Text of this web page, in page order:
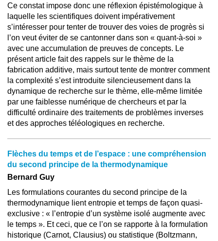
Ce constat impose donc une réflexion épistémologique à
laquelle les scientifiques doivent impérativement
s’intéresser pour tenter de trouver des voies de progrès si
l’on veut éviter de se cantonner dans son « quant-à-soi »
avec une accumulation de preuves de concepts. Le
présent article fait des rappels sur le thème de la
fabrication additive, mais surtout tente de montrer comment
la complexité s’est introduite silencieusement dans la
dynamique de recherche sur le thème, elle-même limitée
par une faiblesse numérique de chercheurs et par la
difficulté ordinaire des traitements de problèmes inverses
et des approches téléologiques en recherche.
Flèches du temps et de l’espace : une compréhension
du second principe de la thermodynamique
Bernard Guy
Les formulations courantes du second principe de la
thermodynamique lient entropie et temps de façon quasi-
exclusive : « l’entropie d’un système isolé augmente avec
le temps ». Et ceci, que ce l’on se rapporte à la formulation
historique (Carnot, Clausius) ou statistique (Boltzmann,